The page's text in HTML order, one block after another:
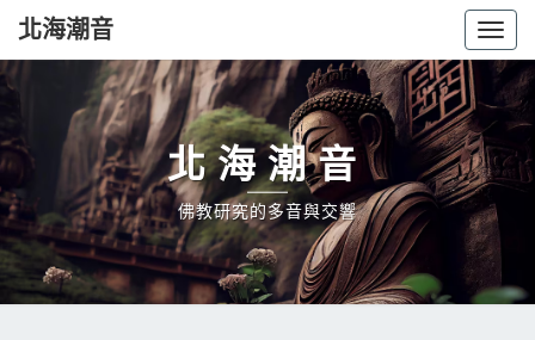
北海潮音
北海潮音
佛教研究的多音與交響